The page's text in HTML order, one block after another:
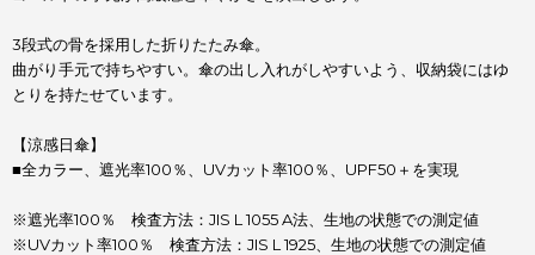
3段式の骨を採用した折りたたみ傘。
曲がり手元で持ちやすい。傘の出し入れがしやすいよう、収納袋にはゆ
とりを持たせています。
【涼感日傘】
■全カラー、遮光率100％、UVカット率100％、UPF50＋を実現
※遮光率100％ 検査方法：JIS L 1055 A法、生地の状態での測定値
※UVカット率100％ 検査方法：JIS L 1925、生地の状態での測定値